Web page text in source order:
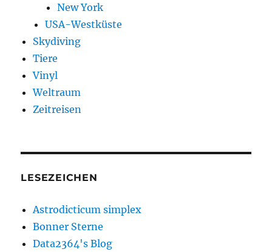
New York
USA-Westküste
Skydiving
Tiere
Vinyl
Weltraum
Zeitreisen
LESEZEICHEN
Astrodicticum simplex
Bonner Sterne
Data2364's Blog